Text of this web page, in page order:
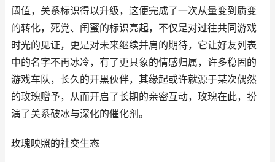
阈值，关系标识得以升级，这便完成了一次从量变到质变
的转化，死党、闺蜜的标识亮起，不仅是对过往共同游戏
时光的见证，更是对未来继续并肩的期待，它让好友列表
中的名字不再冰冷，有了更具象的情感归属，许多稳固的
游戏车队，长久的开黑伙伴，其缘起或许就源于某次偶然
的玫瑰赠予，从而开启了长期的亲密互动，玫瑰在此，扮
演了关系破冰与深化的催化剂。
玫瑰映照的社交生态